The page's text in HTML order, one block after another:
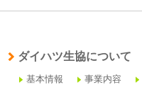
ダイハツ生協について
基本情報 事業内容